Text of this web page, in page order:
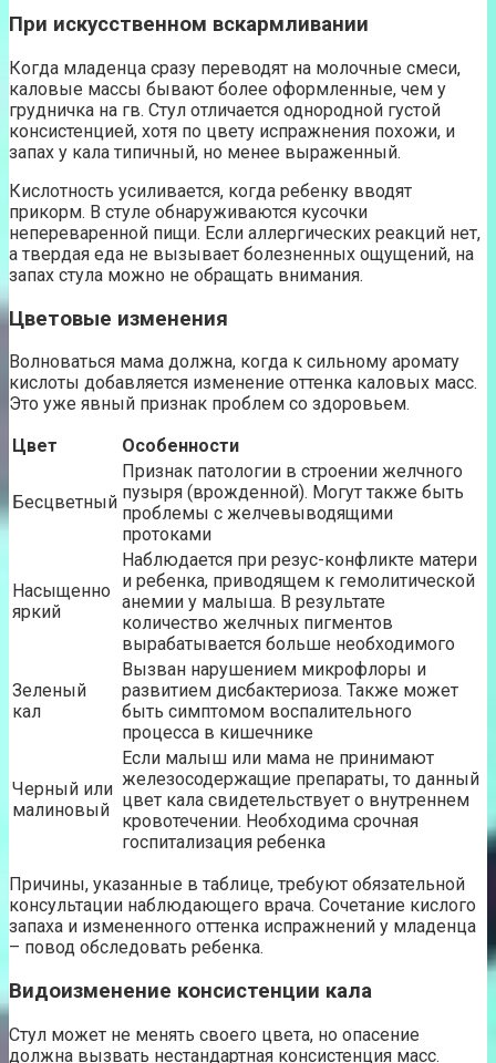
При искусственном вскармливании
Когда младенца сразу переводят на молочные смеси,
каловые массы бывают более оформленные, чем у
грудничка на гв. Стул отличается однородной густой
консистенцией, хотя по цвету испражнения похожи, и
запах у кала типичный, но менее выраженный.
Кислотность усиливается, когда ребенку вводят
прикорм. В стуле обнаруживаются кусочки
непереваренной пищи. Если аллергических реакций нет,
а твердая еда не вызывает болезненных ощущений, на
запах стула можно не обращать внимания.
Цветовые изменения
Волноваться мама должна, когда к сильному аромату
кислоты добавляется изменение оттенка каловых масс.
Это уже явный признак проблем со здоровьем.
Цвет
Особенности
Бесцветный
Признак патологии в строении желчного
пузыря (врожденной). Могут также быть
проблемы с желчевыводящими
протоками
Насыщенно
яркий
Наблюдается при резус-конфликте матери
и ребенка, приводящем к гемолитической
анемии у малыша. В результате
количество желчных пигментов
вырабатывается больше необходимого
Зеленый
кал
Вызван нарушением микрофлоры и
развитием дисбактериоза. Также может
быть симптомом воспалительного
процесса в кишечнике
Черный или
малиновый
Если малыш или мама не принимают
железосодержащие препараты, то данный
цвет кала свидетельствует о внутреннем
кровотечении. Необходима срочная
госпитализация ребенка
Причины, указанные в таблице, требуют обязательной
консультации наблюдающего врача. Сочетание кислого
запаха и измененного оттенка испражнений у младенца
– повод обследовать ребенка.
Видоизменение консистенции кала
Стул может не менять своего цвета, но опасение
должна вызвать нестандартная консистенция масс.